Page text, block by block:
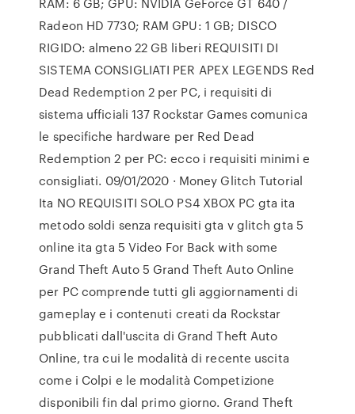
Radeon HD 7730; RAM GPU: 1 GB; DISCO
RIGIDO: almeno 22 GB liberi REQUISITI DI
SISTEMA CONSIGLIATI PER APEX LEGENDS Red
Dead Redemption 2 per PC, i requisiti di
sistema ufficiali 137 Rockstar Games comunica
le specifiche hardware per Red Dead
Redemption 2 per PC: ecco i requisiti minimi e
consigliati. 09/01/2020 · Money Glitch Tutorial
Ita NO REQUISITI SOLO PS4 XBOX PC gta ita
metodo soldi senza requisiti gta v glitch gta 5
online ita gta 5 Video For Back with some
Grand Theft Auto 5 Grand Theft Auto Online
per PC comprende tutti gli aggiornamenti di
gameplay e i contenuti creati da Rockstar
pubblicati dall'uscita di Grand Theft Auto
Online, tra cui le modalità di recente uscita
come i Colpi e le modalità Competizione
disponibili fin dal primo giorno. Grand Theft